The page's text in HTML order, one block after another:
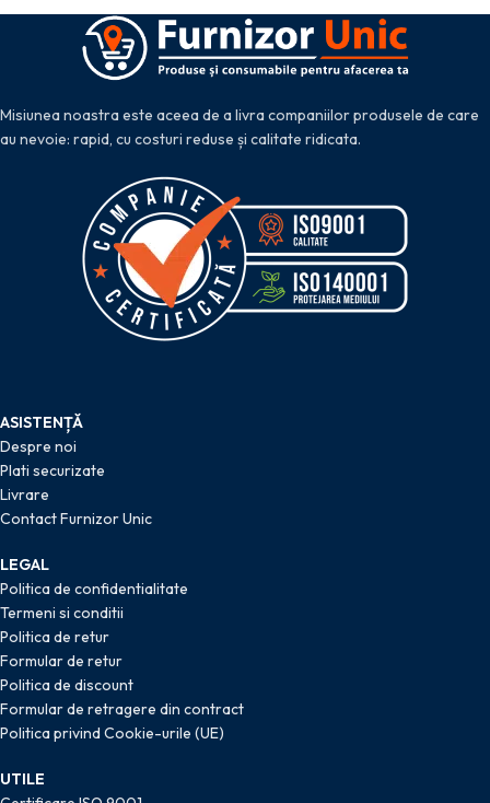
Misiunea noastra este aceea de a livra companiilor produsele de care
au nevoie: rapid, cu costuri reduse și calitate ridicata.
ASISTENȚĂ
Despre noi
Plati securizate
Livrare
Contact Furnizor Unic
LEGAL
Politica de confidentialitate
Termeni si conditii
Politica de retur
Formular de retur
Politica de discount
Formular de retragere din contract
Politica privind Cookie-urile (UE)
UTILE